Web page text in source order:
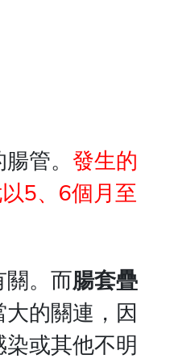
腸管。發生的
5、6個月至
關。而腸套疊
的關連，因
或其他不明